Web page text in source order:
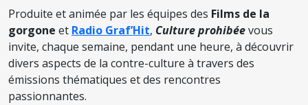
Produite et animée par les équipes des Films de la
gorgone et Radio Graf’Hit, Culture prohibéevous
invite, chaque semaine, pendant une heure, à découvrir
divers aspects de la contre-culture à travers des
émissions thématiques et des rencontres
passionnantes.